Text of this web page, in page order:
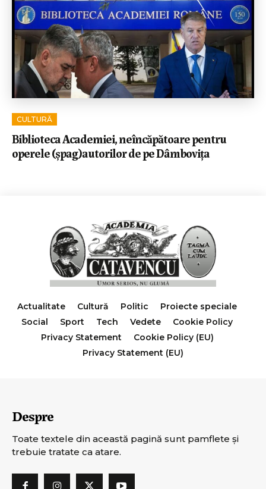
CULTURĂ
Biblioteca Academiei, neîncăpătoare pentru
operele (șpag)autorilor de pe Dâmbovița
Actualitate Cultură Politic
Proiecte speciale
Social
Sport Tech Vedete
Cookie Policy
Privacy Statement
Cookie Policy (EU)
Privacy Statement (EU)
Despre
Toate textele din această pagină sunt pamflete şi
trebuie tratate ca atare.